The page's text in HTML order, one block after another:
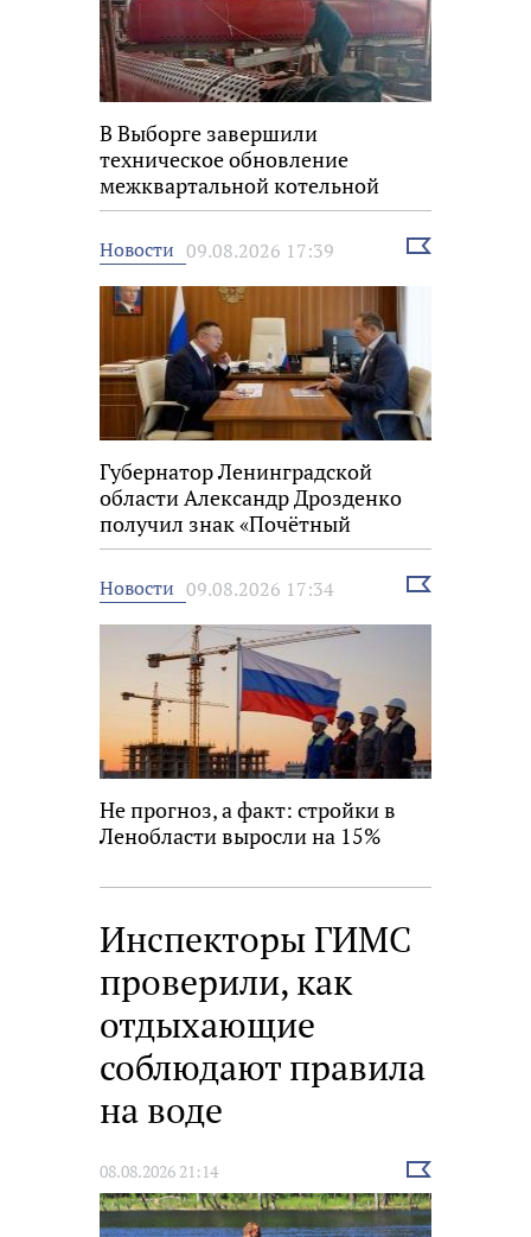
В Выборге завершили
техническое обновление
межквартальной котельной
Новости 09.08.2026 17:39
Выбрать
Губернатор Ленинградской
области Александр Дрозденко
получил знак «Почётный
строитель России»
Новости 09.08.2026 17:34
Выбрать
Не прогноз, а факт: стройки в
Ленобласти выросли на 15%
Инспекторы ГИМС
проверили, как
отдыхающие
соблюдают правила
на воде
08.08.2026 21:14
Выбрать
новость